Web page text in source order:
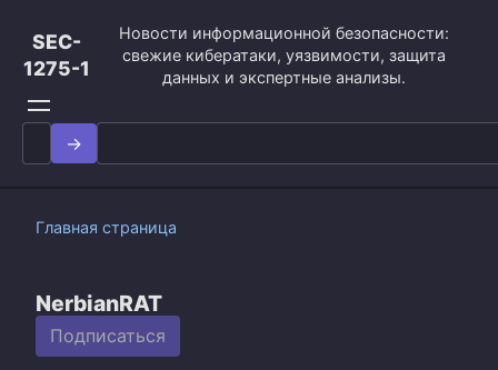
контенту
SEC-
1275-1
Новости информационной безопасности:
свежие кибератаки, уязвимости, защита
данных и экспертные анализы.
Search
for:
Главная страница
NerbianRAT
Подписаться